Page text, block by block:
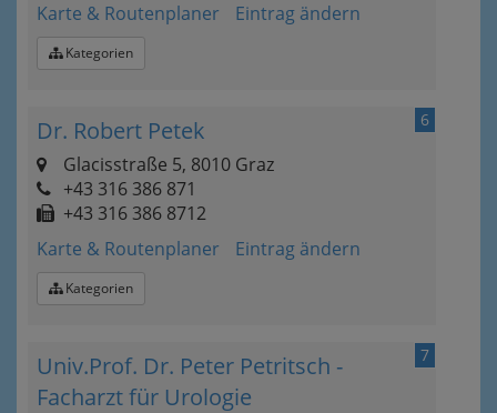
Karte & Routenplaner
Eintrag ändern
Kategorien
6
Dr. Robert Petek
Glacisstraße 5, 8010 Graz
+43 316 386 871
+43 316 386 8712
Karte & Routenplaner
Eintrag ändern
Kategorien
7
Univ.Prof. Dr. Peter Petritsch -
Facharzt für Urologie